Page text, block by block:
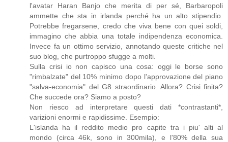
l'avatar Haran Banjo che merita di per sé, Barbaropoli
ammette che sta in irlanda perché ha un alto stipendio.
Potrebbe fregarsene, credo che viva bene con quei soldi,
immagino che abbia una totale indipendenza economica.
Invece fa un ottimo servizio, annotando queste critiche nel
suo blog, che purtroppo sfugge a molti.
Sulla crisi io non capisco una cosa: oggi le borse sono
"rimbalzate" del 10% minimo dopo l'approvazione del piano
"salva-economia" del G8 straordinario. Allora? Crisi finita?
Che succede ora? Siamo a posto?
Non riesco ad interpretare questi dati *contrastanti*,
varizioni enormi e rapidissime. Esempio:
L'islanda ha il reddito medio pro capite tra i piu' alti al
mondo (circa 46k, sono in 300mila), e l'80% della sua